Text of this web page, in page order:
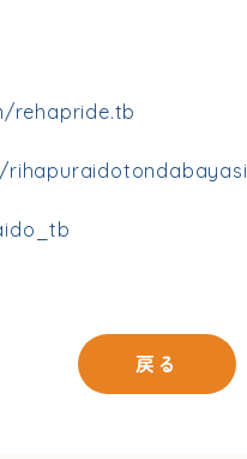
rehapride.tb
戻る